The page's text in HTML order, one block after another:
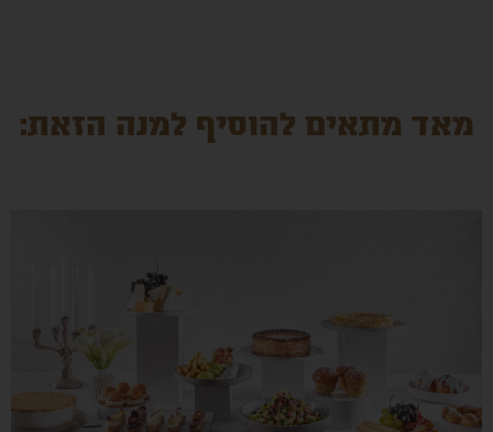
מאד מתאים להוסיף למנה הזאת: